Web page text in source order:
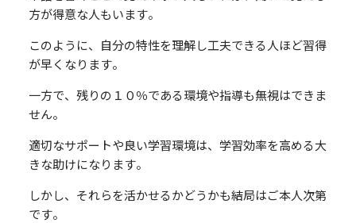
方が得意な人もいます。
このように、自分の特性を理解し工夫できる人ほど習得
が早くなります。
一方で、残りの１０％である環境や指導も無視はできま
せん。
適切なサポートや良い学習環境は、学習効率を高める大
きな助けになります。
しかし、それらを活かせるかどうかも結局はご本人次第
です。